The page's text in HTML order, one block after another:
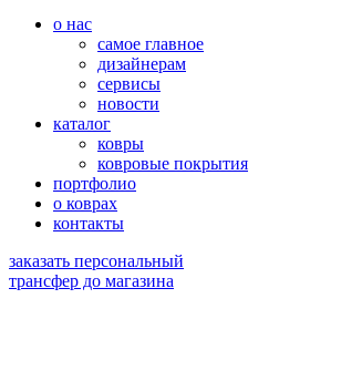
о нас
самое главное
дизайнерам
сервисы
новости
каталог
ковры
ковровые покрытия
портфолио
о коврах
контакты
заказать персональный
трансфер до магазина